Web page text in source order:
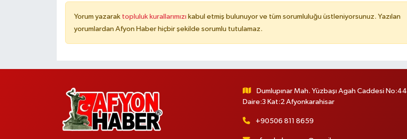
Yorum yazarak topluluk kurallarımızı kabul etmiş bulunuyor ve tüm sorumluluğu üstleniyorsunuz. Yazılan
yorumlardan Afyon Haber hiçbir şekilde sorumlu tutulamaz.
Dumlupınar Mah. Yüzbaşı Agah Caddesi No:44
Daire:3 Kat:2 Afyonkarahisar
+90506 811 8659